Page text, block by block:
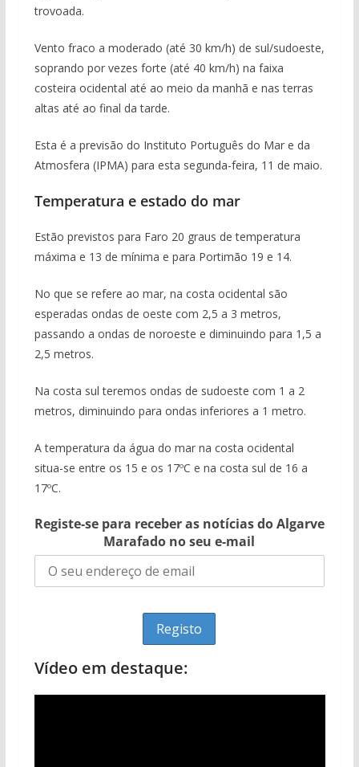
trovoada.
Vento fraco a moderado (até 30 km/h) de sul/sudoeste,
soprando por vezes forte (até 40 km/h) na faixa
costeira ocidental até ao meio da manhã e nas terras
altas até ao final da tarde.
Esta é a previsão do Instituto Português do Mar e da
Atmosfera (IPMA) para esta segunda-feira, 11 de maio.
Temperatura e estado do mar
Estão previstos para Faro 20 graus de temperatura
máxima e 13 de mínima e para Portimão 19 e 14.
No que se refere ao mar, na costa ocidental são
esperadas ondas de oeste com 2,5 a 3 metros,
passando a ondas de noroeste e diminuindo para 1,5 a
2,5 metros.
Na costa sul teremos ondas de sudoeste com 1 a 2
metros, diminuindo para ondas inferiores a 1 metro.
A temperatura da água do mar na costa ocidental
situa-se entre os 15 e os 17ºC e na costa sul de 16 a
17ºC.
Registe-se para receber as notícias do Algarve
Marafado no seu e-mail
Vídeo em destaque: